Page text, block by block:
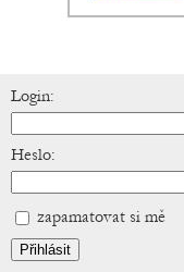
Login:
Heslo:
zapamatovat si mě